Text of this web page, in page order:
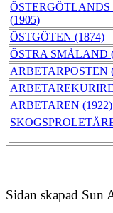
(1905)
ÖSTGÖTEN (1874)
ÖSTRA SMÅLAND
ARBETARPOSTEN
ARBETAREN (1922)
Sidan skapad Sun